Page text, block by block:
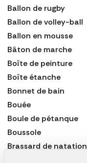
Ballon de rugby
Ballon de volley-ball
Ballon en mousse
Bâton de marche
Boîte de peinture
Boîte étanche
Bonnet de bain
Bouée
Boule de pétanque
Boussole
Brassard de natation